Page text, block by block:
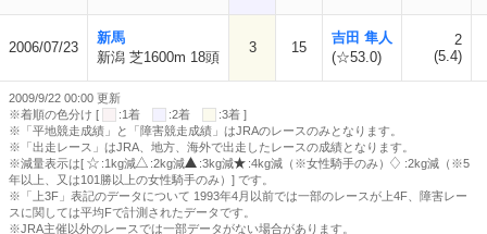
2006/07/23
新馬
新潟 芝1600m 18頭
3 15
吉田 隼人
(☆53.0)
2
(5.4)
2009/9/22 00:00 更新
※着順の色分け [
:1着 :2着
:3着 ]
※「平地競走成績」と「障害競走成績」はJRAのレースのみとなります。
※「出走レース」はJRA、地方、海外で出走したレースの成績となります。
※減量表示は[
:1kg減 :2kg減 :3kg減 :4kg減（※女性騎手のみ）
:2kg減（※5
年以上、又は101勝以上の女性騎手のみ）] です。
※「上3F」表記のデータについて 1993年4月以前では一部のレースが上4F、障害レー
スに関しては平均Fで計測されたデータです。
※JRA主催以外のレースでは一部データがない場合があります。